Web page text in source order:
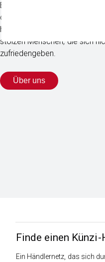
Bedürfnisse, die die Essenz
die aus seltenen Gefühlen
hinterlassen, die für andere
stolzen Menschen, die sich
zufriedengeben.
Über uns
Finde einen Künzi-
Ein Händlernetz, das sich